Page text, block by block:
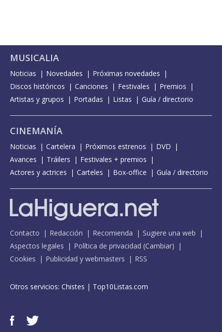
MUSICALIA
Noticias Novedades
Próximas novedades
Discos históricos
Canciones Festivales
Premios
Artistas y grupos
Portadas Listas Guía / directorio
CINEMANÍA
Noticias Cartelera Próximos estrenos
DVD
Avances
Tráilers
Festivales + premios
Actores y actrices
Carteles Box-office Guía / directorio
Contacto Redacción Recomienda
Sugiere una web
Aspectos legales
Política de privacidad (Cambiar)
Cookies
Publicidad y webmasters RSS
Otros servicios: Chistes | Top10Listas.com